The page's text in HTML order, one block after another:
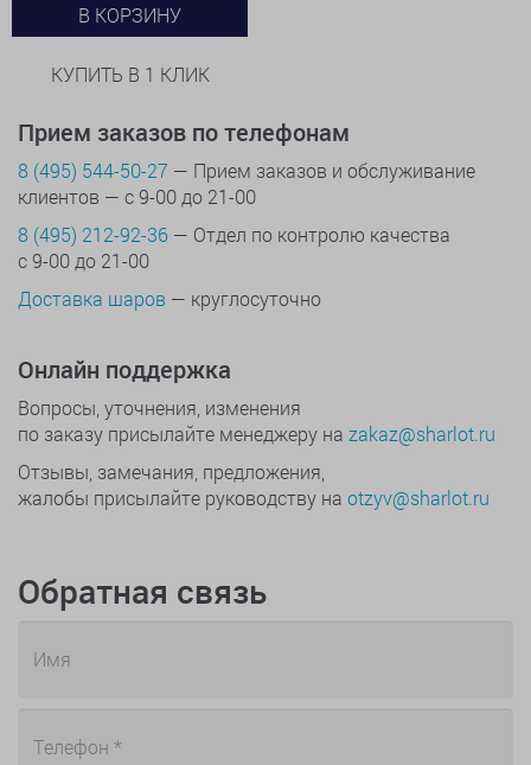
В КОРЗИНУ
КУПИТЬ В 1 КЛИК
Прием заказов по телефонам
8 (495) 544-50-27 — Прием заказов и обслуживание
клиентов — с 9-00 до 21-00
8 (495) 212-92-36 — Отдел по контролю качества
с 9-00 до 21-00
Доставка шаров — круглосуточно
Онлайн поддержка
Вопросы, уточнения, изменения
по заказу присылайте менеджеру на zakaz@sharlot.ru
Отзывы, замечания, предложения,
жалобы присылайте руководству на otzyv@sharlot.ru
Обратная связь